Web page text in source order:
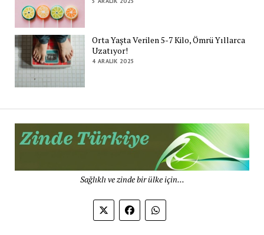
Orta Yaşta Verilen 5-7 Kilo, Ömrü Yıllarca
Uzatıyor!
4 ARALIK 2025
Sağlıklı ve zinde bir ülke için...